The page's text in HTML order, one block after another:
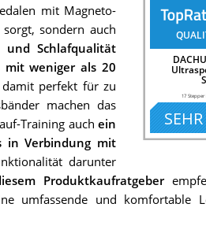
17
mit Magneto-
sondern auch
und Schlafqualität
mit weniger als 20
perfekt für zu
machen das
Training auchein
in Verbindung mit
darunter
Produktkaufratgeber
umfassende und komfortable